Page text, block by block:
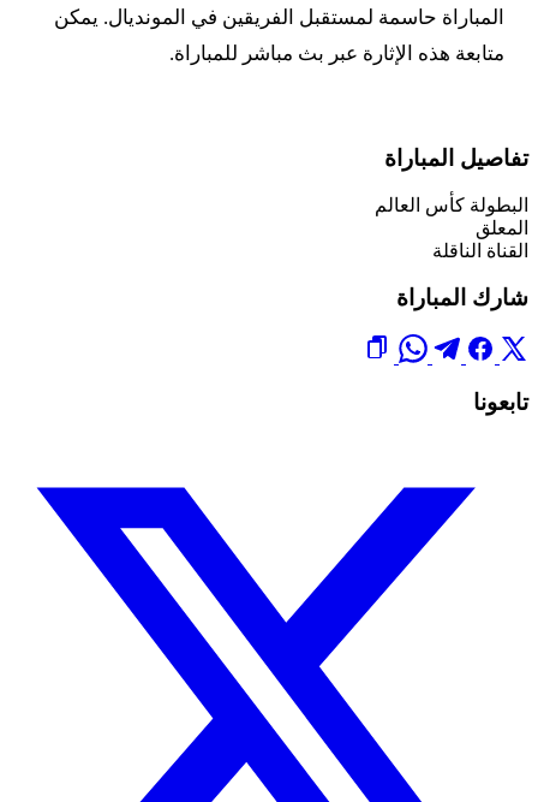
المباراة حاسمة لمستقبل الفريقين في المونديال. يمكن
متابعة هذه الإثارة عبر بث مباشر للمباراة.
تفاصيل المباراة
البطولة كأس العالم
المعلق
القناة الناقلة
شارك المباراة
تابعونا